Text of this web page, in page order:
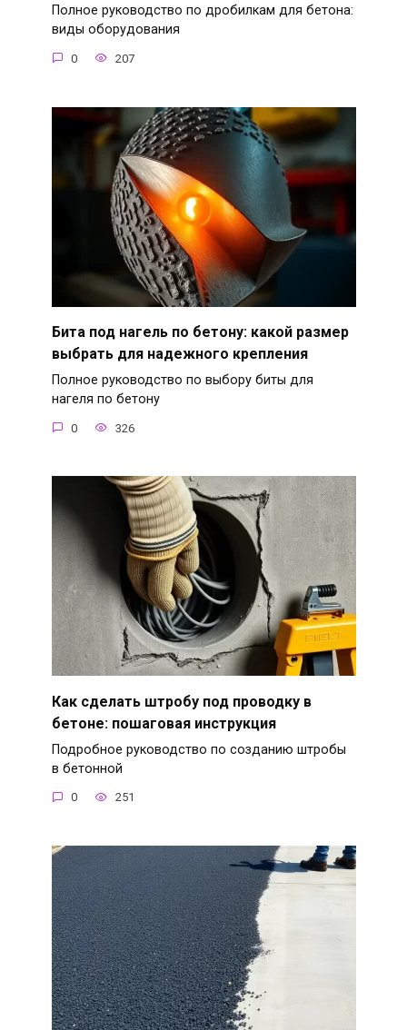
Полное руководство по дробилкам для бетона:
виды оборудования
0 207
Бита под нагель по бетону: какой размер
выбрать для надежного крепления
Полное руководство по выбору биты для
нагеля по бетону
0 326
Как сделать штробу под проводку в
бетоне: пошаговая инструкция
Подробное руководство по созданию штробы
в бетонной
0 251